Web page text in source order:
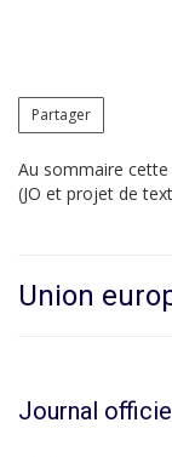
Partager
Au sommaire cette
(JO et projet de
Union
Journal